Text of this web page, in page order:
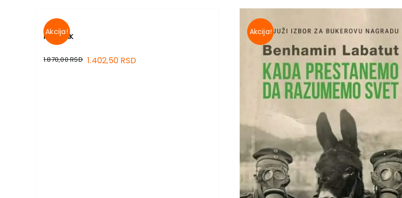
Akcija!
MANIJAK
1.870,00RSD 1.402,50 RSD
Akcija!